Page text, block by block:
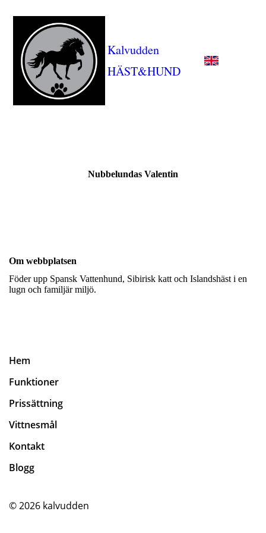
Kalvudden
HÄST&HUND
Nubbelundas Valentin
Om webbplatsen
Föder upp Spansk Vattenhund, Sibirisk katt och Islandshäst i en
lugn och familjär miljö.
Hem
Funktioner
Prissättning
Vittnesmål
Kontakt
Blogg
© 2026 kalvudden